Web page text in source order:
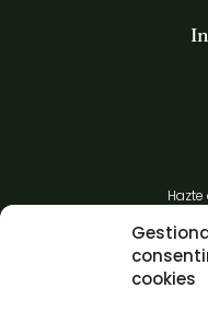
cookies